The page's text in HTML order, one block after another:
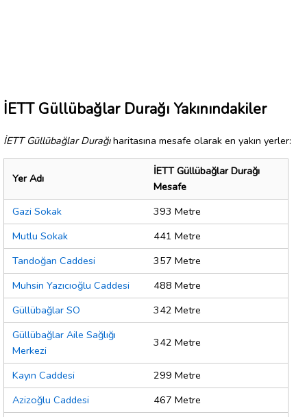
İETT Güllübağlar Durağı Yakınındakiler
İETT Güllübağlar Durağıharitasına mesafe olarak en yakın yerler:
Yer Adı
İETT Güllübağlar Durağı
Mesafe
Gazi Sokak
393 Metre
Mutlu Sokak
441 Metre
Tandoğan Caddesi
357 Metre
Muhsin Yazıcıoğlu Caddesi
488 Metre
Güllübağlar SO
342 Metre
Güllübağlar Aile Sağlığı
Merkezi
342 Metre
Kayın Caddesi
299 Metre
Azizoğlu Caddesi
467 Metre